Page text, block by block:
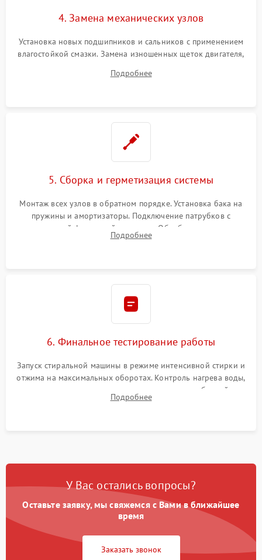
4. Замена механических узлов
Установка новых подшипников и сальников с применением
влагостойкой смазки. Замена изношенных щеток двигателя,
или поврежденной резиновой манжеты.
Подробнее
5. Сборка и герметизация системы
Монтаж всех узлов в обратном порядке. Установка бака на
пружины и амортизаторы. Подключение патрубков с
надежной фиксацией хомутами. Обработка стыков
герметиком для предотвращения возможных протечек воды.
Подробнее
6. Финальное тестирование работы
Запуск стиральной машины в режиме интенсивной стирки и
отжима на максимальных оборотах. Контроль нагрева воды,
корректности слива, отсутствия излишних вибраций,
посторонних стуков и протечек под корпусом.
Подробнее
У Вас остались вопросы?
Оставьте заявку, мы свяжемся с Вами в ближайшее
время
Заказать звонок